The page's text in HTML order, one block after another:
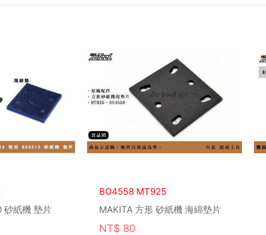
砂紙機 墊片
BO4558 MT925
MAKITA 方形 砂紙機 海綿墊片
NT$ 80